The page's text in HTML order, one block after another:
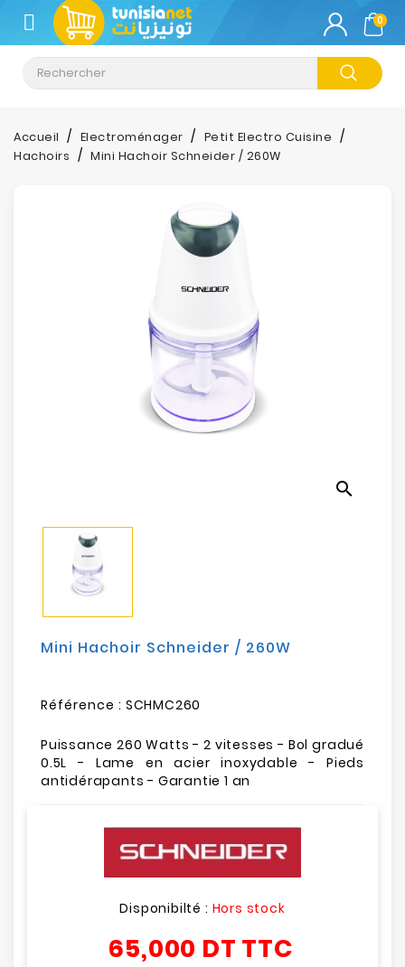
CATÉGORIE
Climatisation
Informatique
Mobilités
Loisirs
0
Accueil Electroménager
Petit Electro Cuisine
Hachoirs
Mini Hachoir Schneider / 260W
search
Mini Hachoir Schneider / 260W
Référence : SCHMC260
Puissance 260 Watts - 2 vitesses - Bol gradué
0.5L - Lame en acier inoxydable - Pieds
antidérapants - Garantie 1 an
Disponibilté : Hors stock
65,000 DT TTC